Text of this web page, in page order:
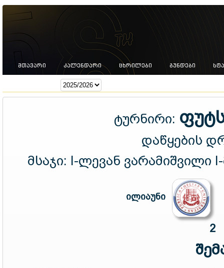
ᲛᲗᲐᲕᲐᲠᲘ ᲙᲐᲚᲔᲜᲓᲐᲠᲘ ᲪᲮᲠᲘᲚᲔᲑᲘ ᲒᲣᲜᲓᲔᲑᲘ
ტურნირი:
დაწყების
მსაჯი: I-ლევან ვარამიშვილი
ილიაუნი
2